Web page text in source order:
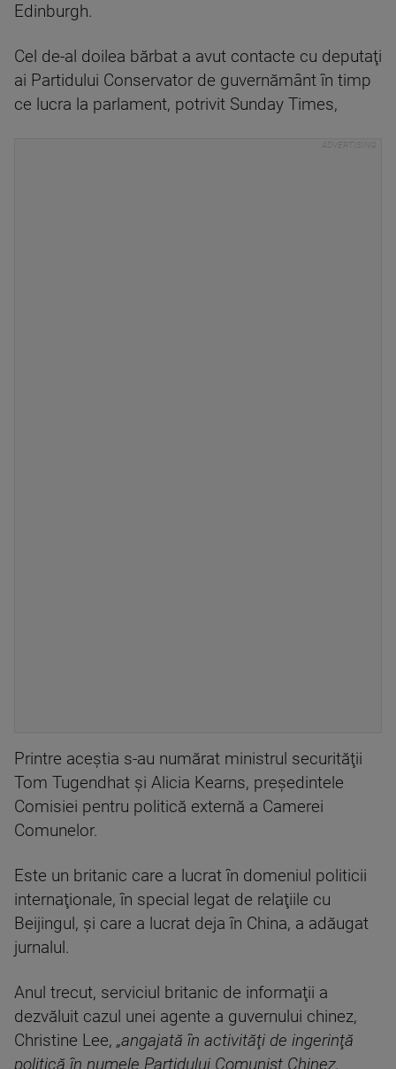
Edinburgh.
Cel de-al doilea bărbat a avut contacte cu deputaţi
ai Partidului Conservator de guvernământ în timp
ce lucra la parlament, potrivit Sunday Times,
Printre aceştia s-au numărat ministrul securităţii
Tom Tugendhat şi Alicia Kearns, preşedintele
Comisiei pentru politică externă a Camerei
Comunelor.
Este un britanic care a lucrat în domeniul politicii
internaţionale, în special legat de relaţiile cu
Beijingul, şi care a lucrat deja în China, a adăugat
jurnalul.
Anul trecut, serviciul britanic de informaţii a
dezvăluit cazul unei agente a guvernului chinez,
Christine Lee, „angajată în activităţi de ingerinţă
politică în numele Partidului Comunist Chinez,